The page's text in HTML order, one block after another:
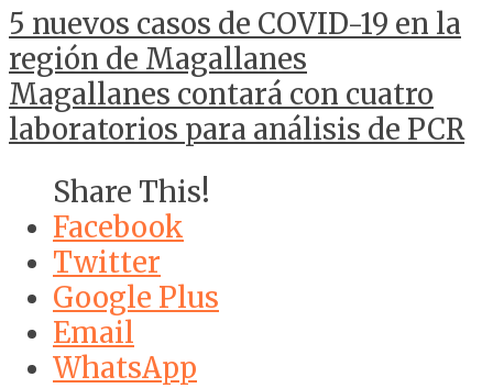
5 nuevos casos de COVID-19 en la
región de Magallanes
Magallanes contará con cuatro
laboratorios para análisis de PCR
Share This!
Facebook
Twitter
Google Plus
Email
WhatsApp